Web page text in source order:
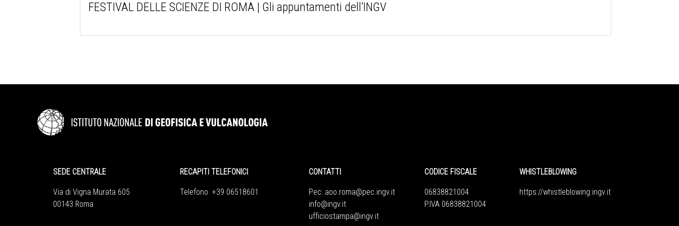
FESTIVAL DELLE SCIENZE DI ROMA | Gli appuntamenti dell’INGV
SEDE CENTRALE
Via di Vigna Murata 605
00143 Roma
RECAPITI TELEFONICI
Telefono +39 06518601
CONTATTI
Pec: aoo.roma@pec.ingv.it
info@ingv.it
ufficiostampa@ingv.it
CODICE FISCALE
06838821004
P.IVA 06838821004
WHISTLEBLOWING
https://whistleblowing.ingv. it